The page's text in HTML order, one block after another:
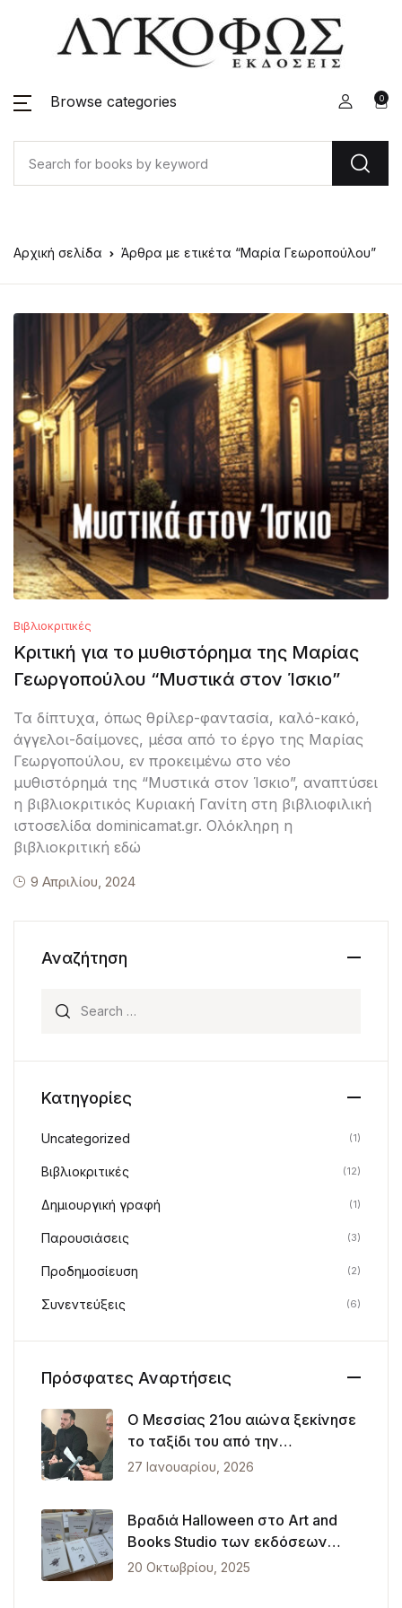
Browse categories 0
Αρχική σελίδα Άρθρα με ετικέτα “Μαρία Γεωροπούλου”
Βιβλιοκριτικές
Κριτική για το μυθιστόρημα της Μαρίας
Γεωργοπούλου “Μυστικά στον Ίσκιο”
Τα δίπτυχα, όπως θρίλερ-φαντασία, καλό-κακό,
άγγελοι-δαίμονες, μέσα από το έργο της Μαρίας
Γεωργοπούλου, εν προκειμένω στο νέο
μυθιστόρημά της “Μυστικά στον Ίσκιο”, αναπτύσει
η βιβλιοκριτικός Κυριακή Γανίτη στη βιβλιοφιλική
ιστοσελίδα dominicamat.gr. Ολόκληρη η
βιβλιοκριτική εδώ
9 Απριλίου, 2024
Αναζήτηση
Κατηγορίες
Uncategorized (1)
Βιβλιοκριτικές (12)
Δημιουργική γραφή (1)
Παρουσιάσεις (3)
Προδημοσίευση (2)
Συνεντεύξεις (6)
Πρόσφατες Αναρτήσεις
Ο Μεσσίας 21ου αιώνα ξεκίνησε
το ταξίδι του από την
Θεσσαλονίκη
27 Ιανουαρίου, 2026
Βραδιά Halloween στο Art and
Books Studio των εκδόσεων
Λυκόφως
20 Οκτωβρίου, 2025